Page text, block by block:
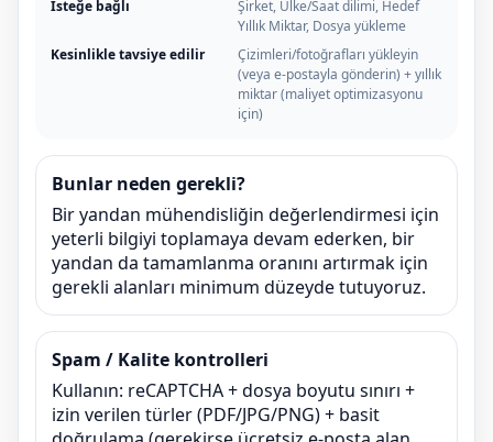
İsteğe bağlı
Şirket, Ülke/Saat dilimi, Hedef
Yıllık Miktar, Dosya yükleme
Kesinlikle tavsiye edilir
Çizimleri/fotoğrafları yükleyin
(veya e-postayla gönderin) + yıllık
miktar (maliyet optimizasyonu
için)
Bunlar neden gerekli?
Bir yandan mühendisliğin değerlendirmesi için
yeterli bilgiyi toplamaya devam ederken, bir
yandan da tamamlanma oranını artırmak için
gerekli alanları minimum düzeyde tutuyoruz.
Spam / Kalite kontrolleri
Kullanın: reCAPTCHA + dosya boyutu sınırı +
izin verilen türler (PDF/JPG/PNG) + basit